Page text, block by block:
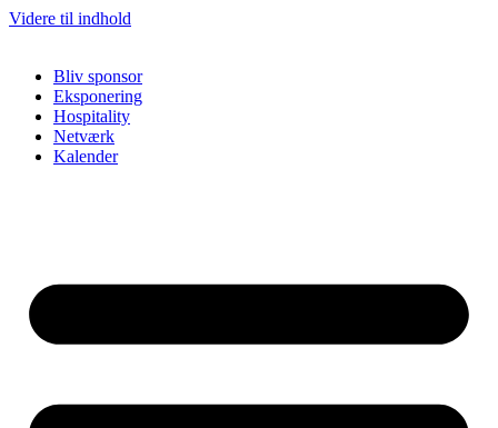
Videre til indhold
Bliv sponsor
Eksponering
Hospitality
Netværk
Kalender